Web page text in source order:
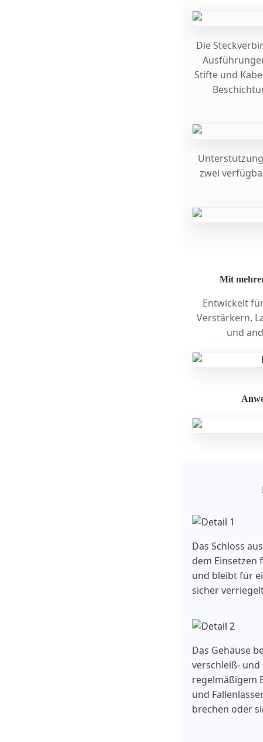
Die
Stifte und
zwei
Mit
Entwickelt
Verstärkern,
und
Das Schloss
dem Einsetzen
und bleibt für
sicher
Das Gehäuse
verschleiß-
regelmäßigem
und
brechen oder